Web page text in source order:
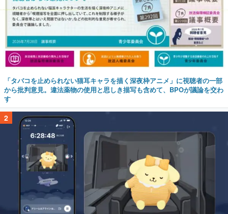
「タバコを止められない猫耳キャラを描く深夜枠アニメ」に視聴者の一部
から批判意見。違法薬物の使用と思しき描写も含めて、BPOが議論を交わ
す
2